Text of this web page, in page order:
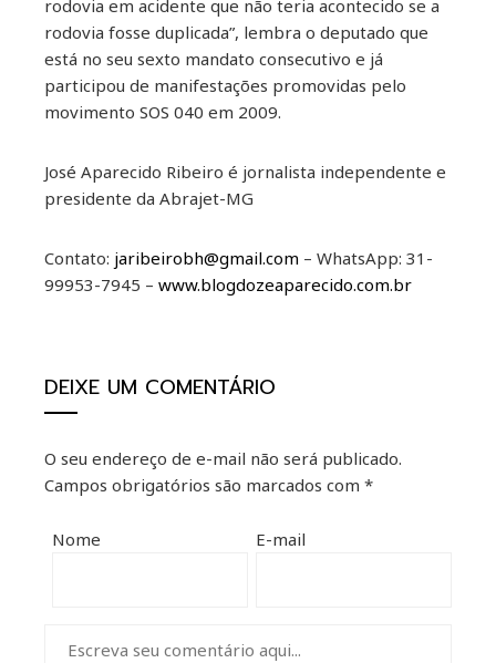
rodovia em acidente que não teria acontecido se a
rodovia fosse duplicada”, lembra o deputado que
está no seu sexto mandato consecutivo e já
participou de manifestações promovidas pelo
movimento SOS 040 em 2009.
José Aparecido Ribeiro é jornalista independente e
presidente da Abrajet-MG
Contato: jaribeirobh@gmail.com – WhatsApp: 31-
99953-7945 – www.blogdozeaparecido.com.br
DEIXE UM COMENTÁRIO
O seu endereço de e-mail não será publicado.
Campos obrigatórios são marcados com *
Nome E-mail